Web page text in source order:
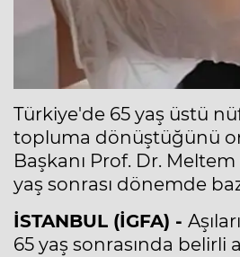
Türkiye'de 65 yaş üstü
topluma dönüştüğünü
Başkanı Prof. Dr.
yaş sonrası dönemde
İSTANBUL (İGFA) -
65 yaş sonrasında belirli